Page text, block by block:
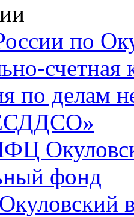
по
счетная
по делам
фонд